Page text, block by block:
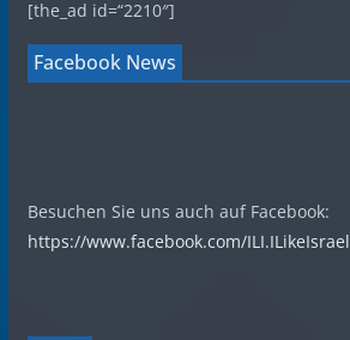
[the_ad id=“2210″]
Facebook News
Besuchen Sie uns auch auf Facebook:
https://www.facebook.com/ILI.ILikeIsrael